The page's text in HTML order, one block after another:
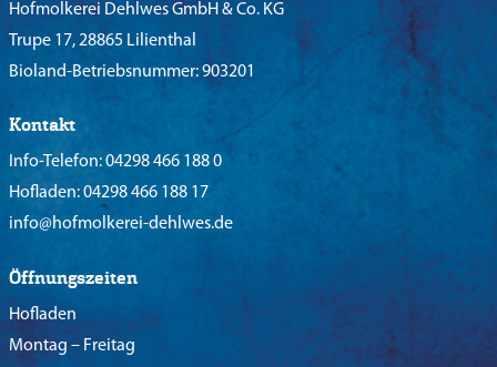
Hofmolkerei Dehlwes GmbH & Co. KG
Trupe 17, 28865 Lilienthal
Bioland-Betriebsnummer: 903201
Kontakt
Info-Telefon:04298 466 188 0
Hofladen:04298 466 188 17
info@hofmolkerei-dehlwes.de
Öffnungszeiten
Hofladen
Montag – Freitag